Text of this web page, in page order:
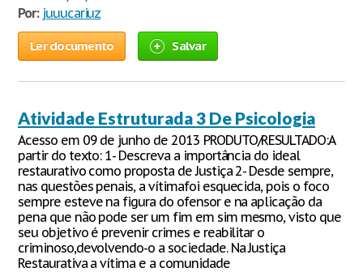
Por: juuucariuz
Ler documento Salvar
Atividade Estruturada 3 De Psicologia
Acesso em 09 de junho de 2013 PRODUTO/RESULTADO:A
partir do texto: 1- Descreva a importância do ideal
restaurativo como proposta de Justiça 2- Desde sempre,
nas questões penais, a vítimafoi esquecida, pois o foco
sempre esteve na figura do ofensor e na aplicação da
pena que não pode ser um fim em sim mesmo, visto que
seu objetivo é prevenir crimes e reabilitar o
criminoso,devolvendo-o a sociedade. Na Justiça
Restaurativa a vítima e a comunidade